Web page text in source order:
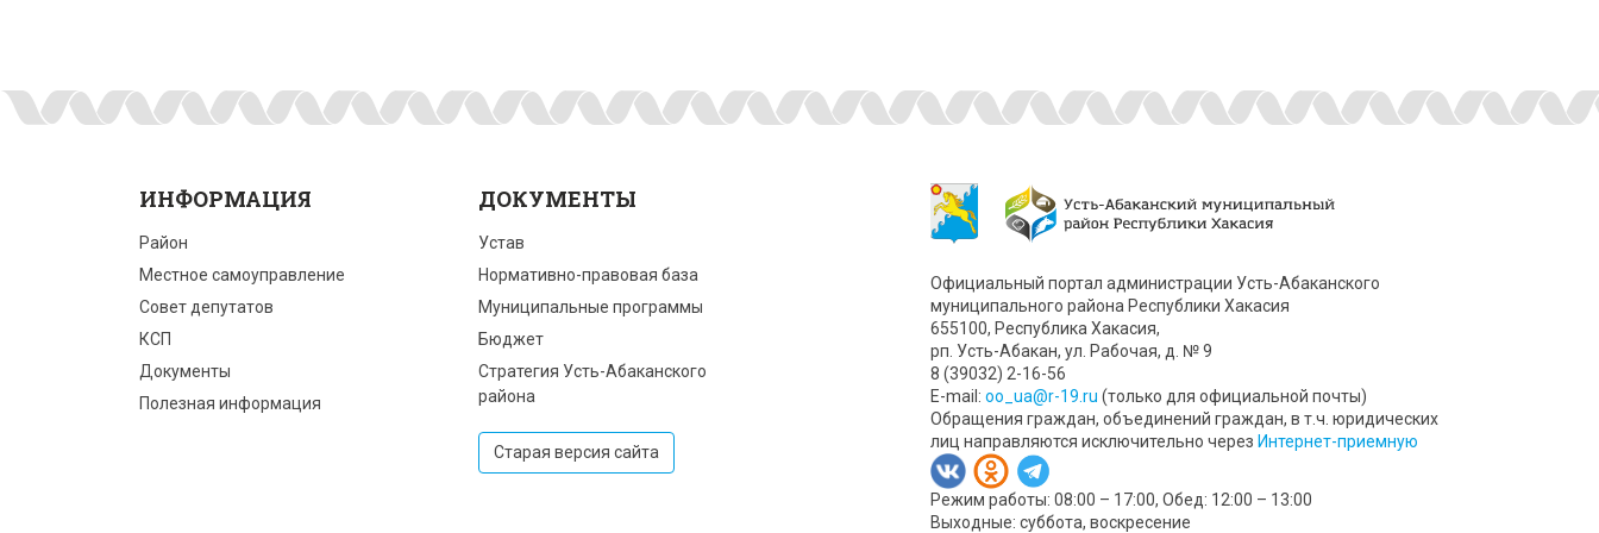
ИНФОРМАЦИЯ
Район
Местное самоуправление
Совет депутатов
КСП
Документы
Полезная информация
ДОКУМЕНТЫ
Устав
Нормативно-правовая база
Муниципальные программы
Бюджет
Стратегия Усть-Абаканского
района
Старая версия сайта
Официальный портал администрации Усть-Абаканского
муниципального района Республики Хакасия
655100, Республика Хакасия,
рп. Усть-Абакан, ул. Рабочая, д. № 9
8 (39032) 2-16-56
Е-mail: oo_ua@r-19.ru (только для официальной почты)
Обращения граждан, объединений граждан, в т.ч. юридических
лиц направляются исключительно через Интернет-приемную
Режим работы: 08:00 – 17:00, Обед: 12:00 – 13:00
Выходные: суббота, воскресение